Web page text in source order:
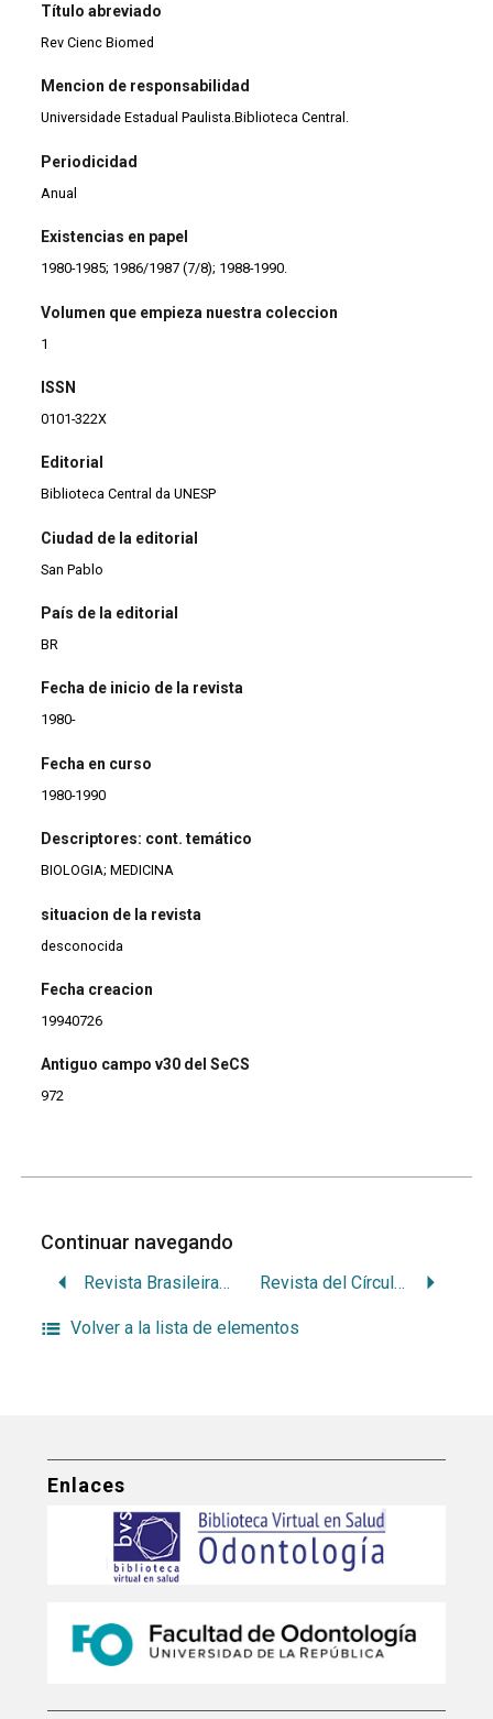
Título abreviado
Rev Cienc Biomed
Mencion de responsabilidad
Universidade Estadual Paulista.Biblioteca Central.
Periodicidad
Anual
Existencias en papel
1980-1985; 1986/1987 (7/8); 1988-1990.
Volumen que empieza nuestra coleccion
1
ISSN
0101-322X
Editorial
Biblioteca Central da UNESP
Ciudad de la editorial
San Pablo
País de la editorial
BR
Fecha de inicio de la revista
1980-
Fecha en curso
1980-1990
Descriptores: cont. temático
BIOLOGIA; MEDICINA
situacion de la revista
desconocida
Fecha creacion
19940726
Antiguo campo v30 del SeCS
972
Continuar navegando
Revista Brasileira de Ortopedia Revista del Círculo Argentino de Odontología
Volver a la lista de elementos
Enlaces